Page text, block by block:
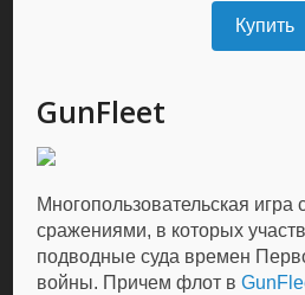
Купить
GunFleet
Многопользовательская игра
сражениями, в которых
подводные суда времен
войны. Причем флот в